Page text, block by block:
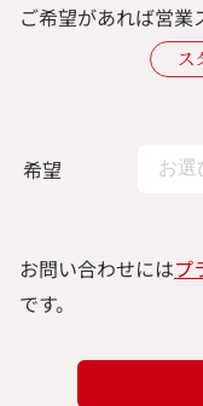
ご希望があれば営業
ス
希望
お問い合わせにはプ
です。